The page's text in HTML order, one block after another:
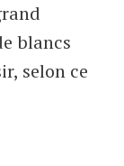
blancs
selon ce